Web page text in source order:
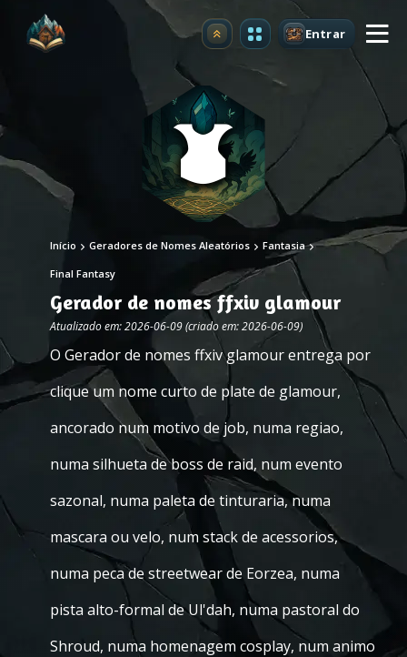
Atualizar Entrar
Início Geradores de Nomes Aleatórios Fantasia
Final Fantasy
Gerador de nomes ffxiv glamour
Atualizado em: 2026-06-09 (criado em: 2026-06-09)
O Gerador de nomes ffxiv glamour entrega por
clique um nome curto de plate de glamour,
ancorado num motivo de job, numa regiao,
numa silhueta de boss de raid, num evento
sazonal, numa paleta de tinturaria, numa
mascara ou velo, num stack de acessorios,
numa peca de streetwear de Eorzea, numa
pista alto-formal de Ul'dah, numa pastoral do
Shroud, numa homenagem cosplay, num animo